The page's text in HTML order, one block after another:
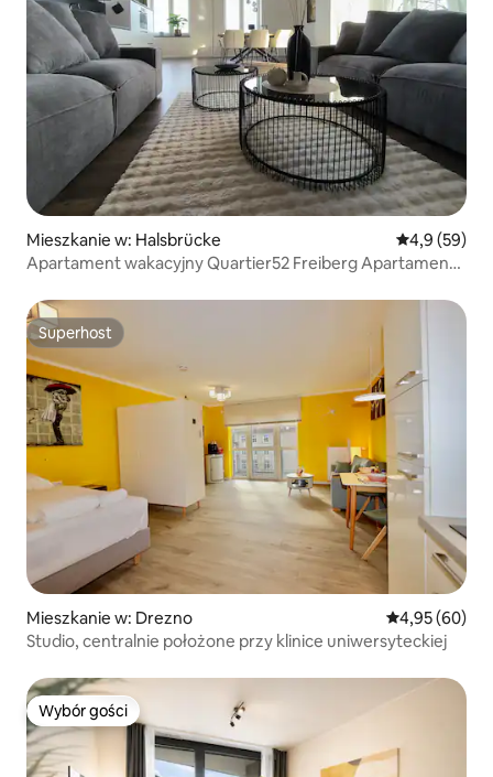
Mieszkanie w: Halsbrücke Średnia
4,9 (59)
Apartament wakacyjny Quartier52 Freiberg Apartament
Superhost
Superhost
Mieszkanie w: Drezno Średnia
4,95 (60)
Studio, centralnie położone przy klinice uniwersyteckiej
Wybór gości
Wybór gości